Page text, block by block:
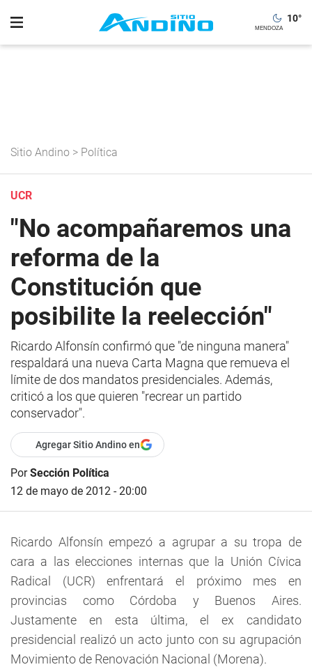
10°
Sitio Andino > Política
UCR
"No acompañaremos una
reforma de la
Constitución que
posibilite la reelección"
Ricardo Alfonsín confirmó que "de ninguna manera"
respaldará una nueva Carta Magna que remueva el
límite de dos mandatos presidenciales. Además,
criticó a los que quieren "recrear un partido
conservador".
Agregar Sitio Andino en
PorSección Política
12 de mayo de 2012 - 20:00
Ricardo Alfonsín empezó a agrupar a su tropa de
cara a las elecciones internas que la Unión Cívica
Radical (UCR) enfrentará el próximo mes en
provincias como Córdoba y Buenos Aires.
Justamente en esta última, el ex candidato
presidencial realizó un acto junto con su agrupación
Movimiento de Renovación Nacional (Morena).